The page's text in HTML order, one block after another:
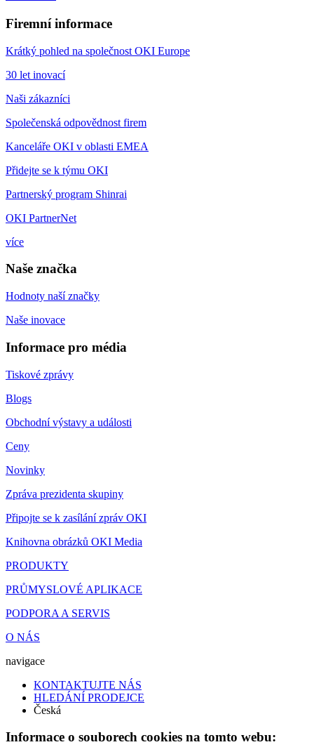
Firemní informace
Krátký pohled na společnost OKI Europe
30 let inovací
Naši zákazníci
Společenská odpovědnost firem
Kanceláře OKI v oblasti EMEA
Přidejte se k týmu OKI
Partnerský program Shinrai
OKI PartnerNet
více
Naše značka
Hodnoty naší značky
Naše inovace
Informace pro média
Tiskové zprávy
Blogs
Obchodní výstavy a události
Ceny
Novinky
Zpráva prezidenta skupiny
Připojte se k zasílání zpráv OKI
Knihovna obrázků OKI Media
PRODUKTY
PRŮMYSLOVÉ APLIKACE
PODPORA A SERVIS
O NÁS
navigace
KONTAKTUJTE NÁS
HLEDÁNÍ PRODEJCE
Česká
Informace o souborech cookies na tomto webu: